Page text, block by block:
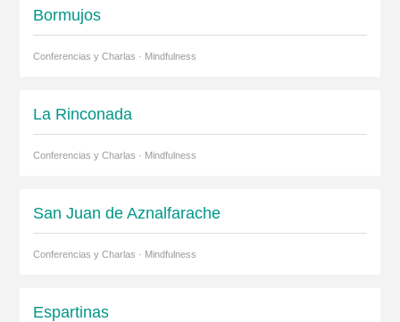
Bormujos
Conferencias y Charlas · Mindfulness
La Rinconada
Conferencias y Charlas · Mindfulness
San Juan de Aznalfarache
Conferencias y Charlas · Mindfulness
Espartinas